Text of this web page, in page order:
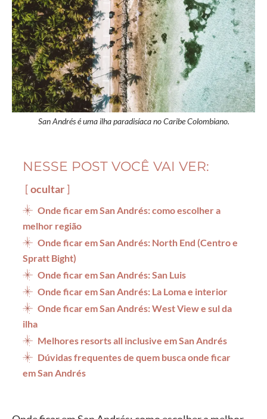
San Andrés é uma ilha paradisíaca no Caribe Colombiano.
NESSE POST VOCÊ VAI VER:
ocultar
Onde ficar em San Andrés: como escolher a
melhor região
Onde ficar em San Andrés: North End (Centro e
Spratt Bight)
Onde ficar em San Andrés: San Luis
Onde ficar em San Andrés: La Loma e interior
Onde ficar em San Andrés: West View e sul da
ilha
Melhores resorts all inclusive em San Andrés
Dúvidas frequentes de quem busca onde ficar
em San Andrés